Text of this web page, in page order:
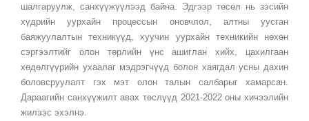
шалгаруулж, санхүүжүүлээд байна. Эдгээр төсөл нь зэсийн
хүдрийн уурхайн процессын оновчлол, алтны уусган
баяжуулалтын техникүүд, хуучин уурхайн техникийн нөхөн
сэргээлтийг олон төрлийн үнс ашиглан хийх, цахилгаан
хөдөлгүүрийн ухаалаг мэдрэгчүүд болон хаягдал усны дахин
боловсруулалт гэх мэт олон талын салбарыг хамарсан.
Дараагийн санхүүжилт авах төслүүд 2021-2022 оны хичээлийн
жилээс эхэлнэ.